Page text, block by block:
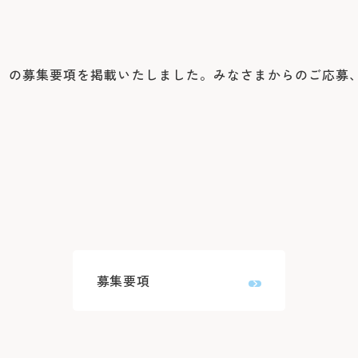
の募集要項を掲載いたしました。みなさまからのご応募
募集要項